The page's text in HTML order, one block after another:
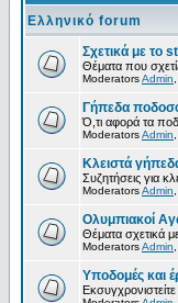
Ελληνικό forum
Σχετικά με το
Θέματα που
ModeratorsAdmin
Γήπεδα
Ό,τι αφορά τα
ModeratorsAdmin
Κλειστά
Συζητήσεις για
ModeratorsAdmin
Ολυμπιακοί
Θέματα σχετικά
ModeratorsAdmin
Υποδομές και